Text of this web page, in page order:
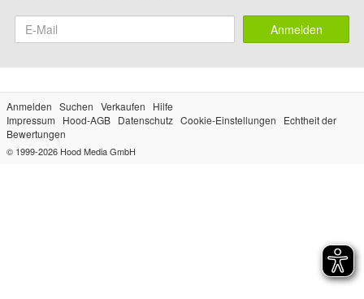
Anmelden
Anmelden Suchen Verkaufen
Hilfe
Impressum
Hood-AGB Datenschutz Cookie-Einstellungen
Echtheit der
Bewertungen
© 1999-2026 Hood Media GmbH